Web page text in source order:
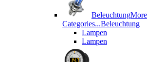
BeleuchtungMore
Categories...Beleuchtung
Lampen
Lampen